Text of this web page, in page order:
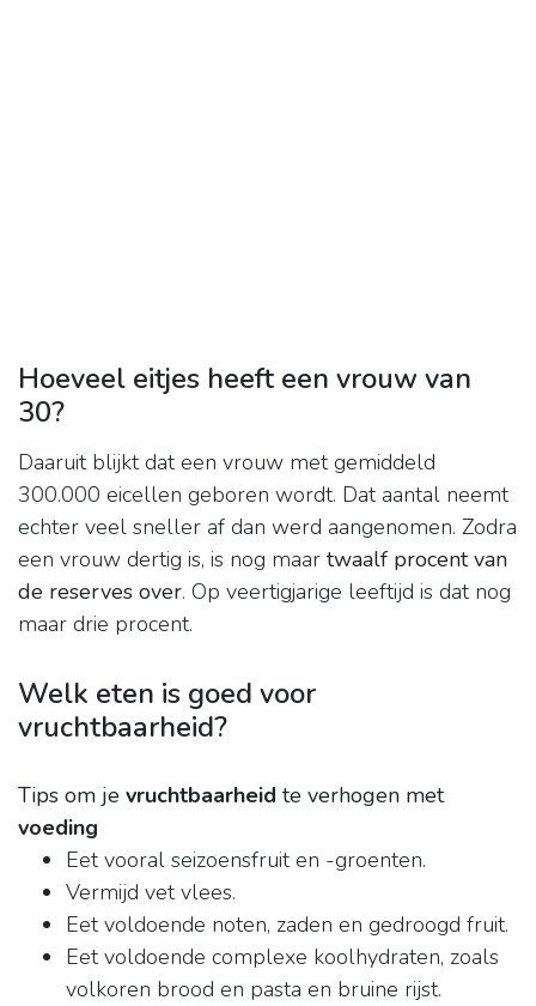
Hoeveel eitjes heeft een vrouw van
30?
Daaruit blijkt dat een vrouw met gemiddeld
300.000 eicellen geboren wordt. Dat aantal neemt
echter veel sneller af dan werd aangenomen. Zodra
een vrouw dertig is, is nog maar twaalf procent van
de reserves over. Op veertigjarige leeftijd is dat nog
maar drie procent.
Welk eten is goed voor
vruchtbaarheid?
Tips om je vruchtbaarheid te verhogen met
voeding
Eet vooral seizoensfruit en -groenten.
Vermijd vet vlees.
Eet voldoende noten, zaden en gedroogd fruit.
Eet voldoende complexe koolhydraten, zoals
volkoren brood en pasta en bruine rijst.